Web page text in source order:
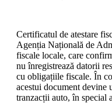
Certificatul de atestare
Agenția Națională de
fiscale locale, care
nu înregistrează datorii
cu obligațiile fiscale. În
acestui document devine
tranzacții auto, în special